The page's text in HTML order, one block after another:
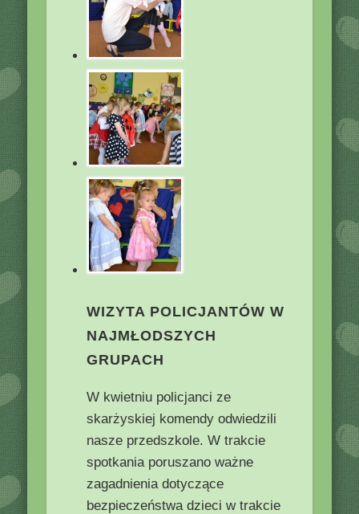
WIZYTA POLICJANTÓW W
NAJMŁODSZYCH
GRUPACH
W kwietniu policjanci ze
skarżyskiej komendy odwiedzili
nasze przedszkole. W trakcie
spotkania poruszano ważne
zagadnienia dotyczące
bezpieczeństwa dzieci w trakcie